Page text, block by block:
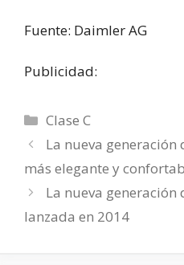
Fuente: Daimler AG
Publicidad:
Categorías
Clase C
La nueva generación
más elegante y
La nueva generación
lanzada en 2014